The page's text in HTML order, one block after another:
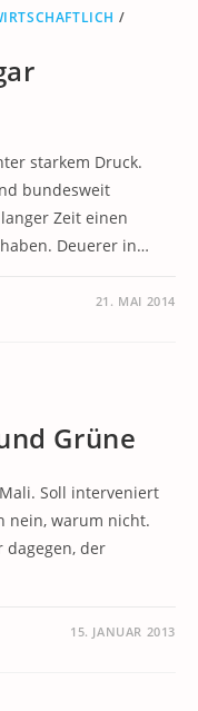
/
starkem Druck.
bundesweit
Zeit einen
Deuerer in…
21. MAI 2014
Grüne
Soll interveniert
nein, warum nicht.
der
15. JANUAR 2013